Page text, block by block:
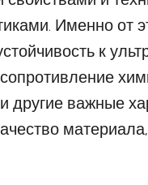
Именно от
к
другие важные